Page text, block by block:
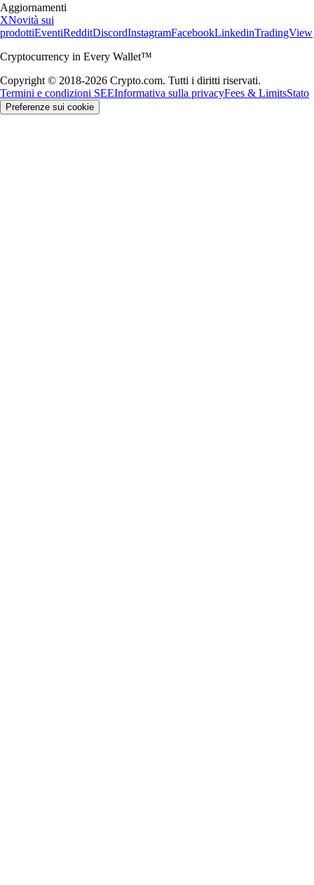
Aggiornamenti
XNovità sui
prodottiEventiRedditDiscordInstagramFacebookLinkedinTradingView
Cryptocurrency in Every Wallet™
Copyright © 2018-2026 Crypto.com. Tutti i diritti riservati.
Termini e condizioni SEEInformativa sulla privacyFees & LimitsStato
Preferenze sui cookie